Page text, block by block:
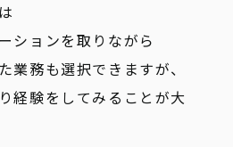
ションを取りながら
業務も選択できますが、
経験をしてみることが大